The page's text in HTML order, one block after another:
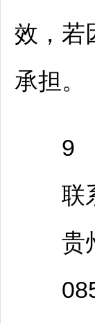
效，若
承担。
9
联
贵州